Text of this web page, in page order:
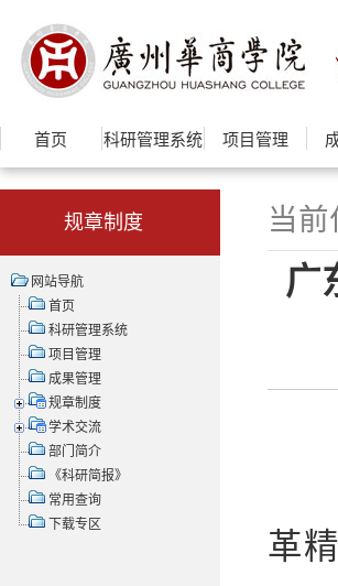
首页 科研管理系统 项目管理
规章制度
网站导航
首页
科研管理系统
项目管理
成果管理
规章制度
学术交流
部门简介
《科研简报》
常用查询
下载专区
当前
广
第
革